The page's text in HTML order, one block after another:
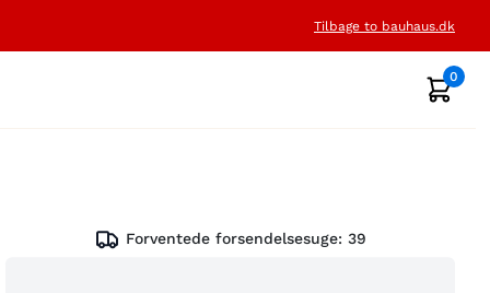
Tilbage to bauhaus.dk
0
Forventede forsendelsesuge: 39